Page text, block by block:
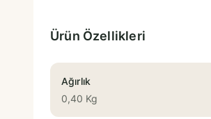
Ürün Özellikleri
Ağırlık
0,40 Kg